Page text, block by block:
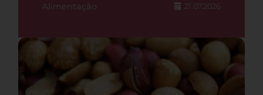
Alimentação 21.07.2026